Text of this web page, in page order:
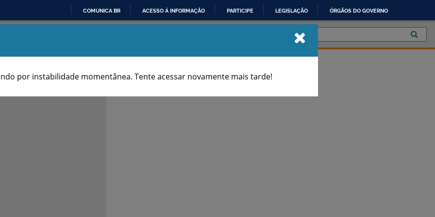
IR
CONTEÚDO
COMUNICA BR ACESSO À INFORMAÇÃO PARTICIPE LEGISLAÇÃO ÓRGÃOS DO GOVERNO
por instabilidade momentânea. Tente acessar novamente mais tarde!